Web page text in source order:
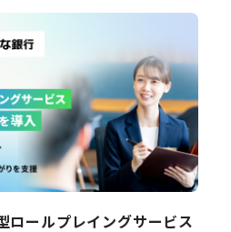
ロールプレイングサービス